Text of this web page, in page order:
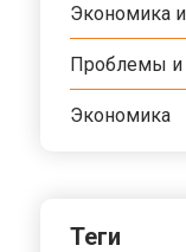
Экономика
Проблемы и
Экономика
Теги